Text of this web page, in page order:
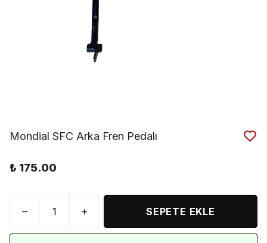
Mondial SFC Arka Fren Pedalı
₺ 175.00
SEPETE EKLE